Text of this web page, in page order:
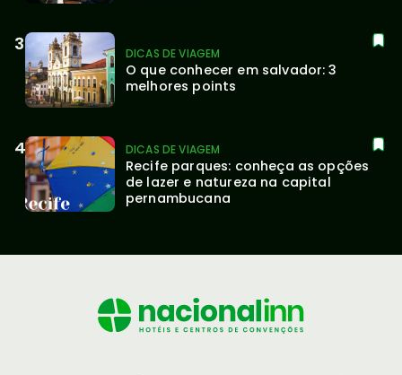
DICAS DE VIAGEM
O que conhecer em salvador: 3
melhores points
DICAS DE VIAGEM
Recife parques: conheça as opções
de lazer e natureza na capital
pernambucana